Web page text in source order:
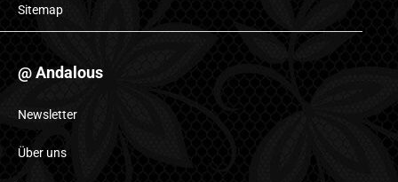
Sitemap
@ Andalous
Newsletter
Über uns